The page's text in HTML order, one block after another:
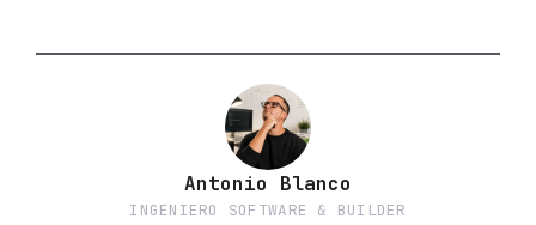
Antonio Blanco
INGENIERO SOFTWARE & BUILDER